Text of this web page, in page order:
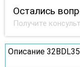
Остались
Получите
Описание